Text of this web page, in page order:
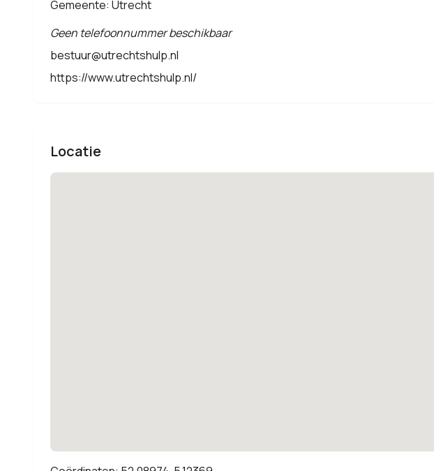
Gemeente: Utrecht
Geen telefoonnummer beschikbaar
bestuur@utrechtshulp.nl
https://www.utrechtshulp.nl/
Locatie